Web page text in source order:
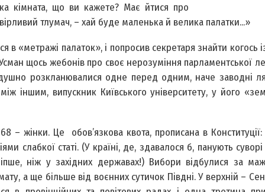
кімната, що ви кажете? Має йтися про
тлумач, – хай буде маленька й велика палатки...»
в «метражі палаток», і попросив секретаря знайти когось
щось жебонів про своє нерозуміння парламентської
розкланювалися одне перед одним, наче заводні
іншим, випускник Київського університету, у його
– жінки. Це обов’язкова квота, прописана в
слабкої статі. (У країні, де, здавалося б, панують
ніж у західних державах!) Вибори відбулися за
а ще більше від воєнних сутичок Півдні. У верхній –